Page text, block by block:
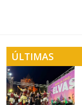
ÚLTIMAS